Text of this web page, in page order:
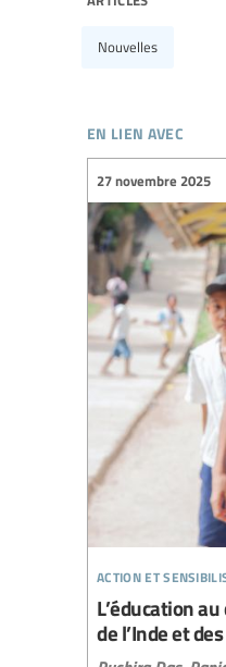
Nouvelles
en lien avec
action et
27 novembre 2025
L’éducation
de l’Inde et